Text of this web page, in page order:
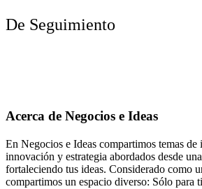
De Seguimiento
Acerca de Negocios e Ideas
En Negocios e Ideas compartimos temas de
innovación y estrategia abordados desde
fortaleciendo tus ideas. Considerado como
compartimos un espacio diverso: Sólo para